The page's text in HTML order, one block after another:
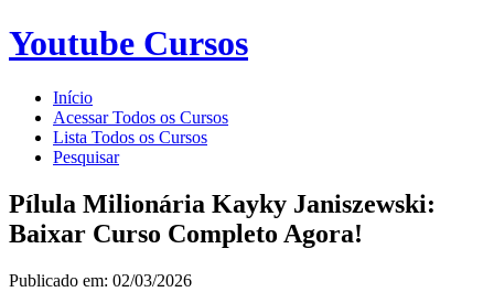
Youtube Cursos
Início
Acessar Todos os Cursos
Lista Todos os Cursos
Pesquisar
Pílula Milionária Kayky Janiszewski:
Baixar Curso Completo Agora!
Publicado em: 02/03/2026